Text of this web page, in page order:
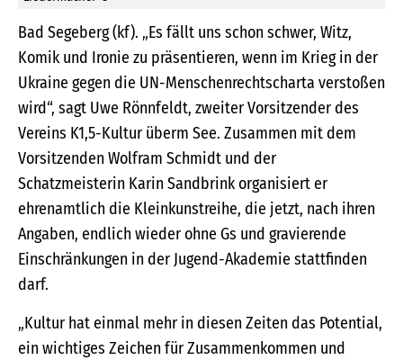
Bad Segeberg (kf). „Es fällt uns schon schwer, Witz,
Komik und Ironie zu präsentieren, wenn im Krieg in der
Ukraine gegen die UN-Menschenrechtscharta verstoßen
wird“, sagt Uwe Rönnfeldt, zweiter Vorsitzender des
Vereins K1,5-Kultur überm See. Zusammen mit dem
Vorsitzenden Wolfram Schmidt und der
Schatzmeisterin Karin Sandbrink organisiert er
ehrenamtlich die Kleinkunstreihe, die jetzt, nach ihren
Angaben, endlich wieder ohne Gs und gravierende
Einschränkungen in der Jugend-Akademie stattfinden
darf.
„Kultur hat einmal mehr in diesen Zeiten das Potential,
ein wichtiges Zeichen für Zusammenkommen und